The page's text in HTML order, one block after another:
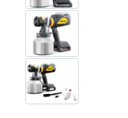
View larger image
View larger image